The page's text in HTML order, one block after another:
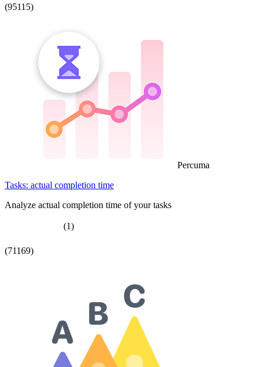
(95115)
Percuma
Tasks: actual completion time
Analyze actual completion time of your tasks
(1)
(71169)